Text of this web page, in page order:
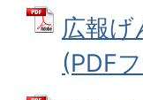
広報
(PDF